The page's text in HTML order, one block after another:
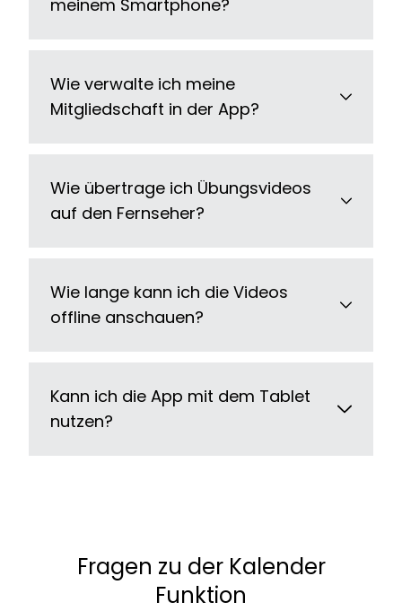
meinem Smartphone?
Wie verwalte ich meine
Mitgliedschaft in der App?
Wie übertrage ich Übungsvideos
auf den Fernseher?
Wie lange kann ich die Videos
offline anschauen?
Kann ich die App mit dem Tablet
nutzen?
Fragen zu der Kalender
Funktion